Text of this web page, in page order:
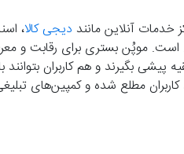
خدمات آنلاین مانند دیجی کالا،
است. موپُن بستری برای رقابت و
بگیرند و هم کاربران بتوانند
کاربران مطلع شده و کمپین‌های